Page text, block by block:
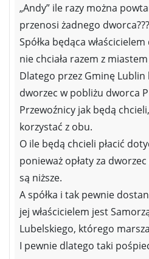
„Andy” ile razy można
przenosi żadnego dworca???
Spółka będąca
nie chciała razem z
Dlatego przez Gminę
dworzec w pobliżu dworca
Przewoźnicy jak będą
korzystać z obu.
O ile będą chcieli płacić
ponieważ opłaty za
są niższe.
A spółka i tak pewnie
jej właścicielem jest
Lubelskiego, którego
I pewnie dlatego taki